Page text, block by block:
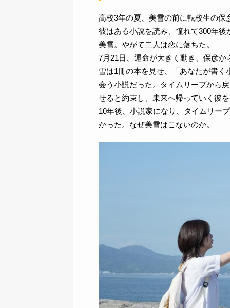
高校3年の夏、美雪の前に転校生の保
彼はある小説を読み、憧れて300年
美雪。やがて二人は恋に落ちた。
7月21日、運命が大きく動き、保彦
雪は1冊の本を見せ、「あなたが書
会う小説だった。タイムリープから
せると約束し、未来へ帰っていく彼
10年後、小説家になり、タイムリー
かった。なぜ美雪はこないのか。